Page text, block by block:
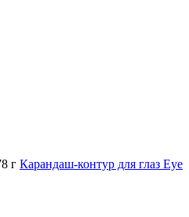
г Карандаш-контур для глаз Eye